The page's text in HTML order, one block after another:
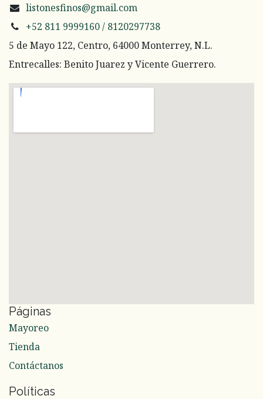
listonesfinos@gmail.com
+52 811 9999160 / 8120297738
5 de Mayo 122, Centro, 64000 Monterrey, N.L.
Entrecalles: Benito Juarez y Vicente Guerrero.
Páginas
Mayoreo
Tienda
Contáctanos
Políticas